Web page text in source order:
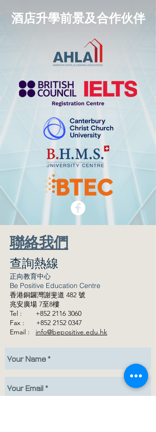
酒店升學前景及合作伙伴
​聯絡我們
查詢熱線
正向教育中心
Be Positive Education Centre
香港銅鑼灣謝斐道 482 號
兆安廣場 7至8樓
Tel : +852 2116 3060
Fax : +852 2152 0347
Email : info@bepositive.edu.hk